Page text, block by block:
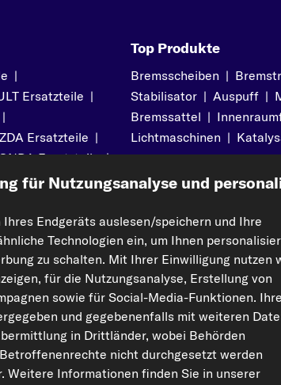
|
Ersatzteile |
|
Ersatzteile |
Ersatzteile |
Top Produkte
Bremsscheiben |
Stabilisator | Auspuff |
Bremssattel |
Lichtmaschinen |
Rechtliches
Impressum
Datenschutz
AGBs
Widerrufsrecht
Cookie-Einstellungen
für Nutzungsanalyse und
Endgeräts auslesen/speichern und Ihre
Technologien ein, um Ihnen
zu schalten. Mit Ihrer Einwilligung nutzen
für die Nutzungsanalyse, Erstellung von
sowie für Social-Media-Funktionen. Ihre
und gegebenenfalls mit weiteren
in Drittländer, wobei Behörden
nicht durchgesetzt werden
Informationen finden Sie in unserer